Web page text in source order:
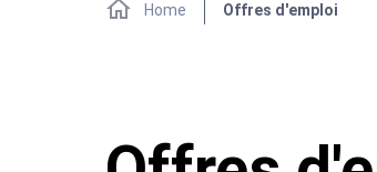
Home Offres d'emploi